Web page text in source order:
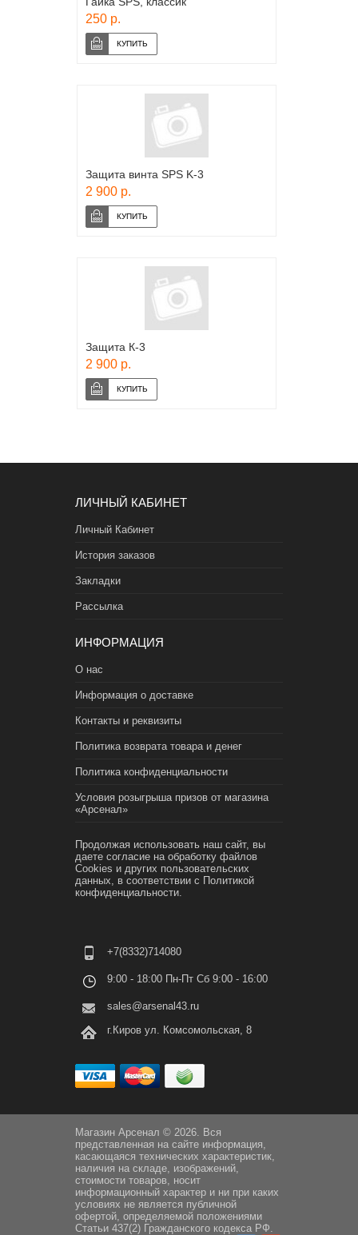
250 р.
Защита винта SPS K-3
2 900 р.
Защита К-3
2 900 р.
ЛИЧНЫЙ КАБИНЕТ
Личный Кабинет
История заказов
Закладки
Рассылка
ИНФОРМАЦИЯ
О нас
Информация о доставке
Контакты и реквизиты
Политика возврата товара и денег
Политика конфиденциальности
Условия розыгрыша призов от магазина
«Арсенал»
Продолжая использовать наш сайт, вы
даете согласие на обработку файлов
Cookies и других пользовательских
данных, в соответствии с Политикой
конфиденциальности.
+7(8332)714080
9:00 - 18:00 Пн-Пт Сб 9:00 - 16:00
sales@arsenal43.ru
г.Киров ул. Комсомольская, 8
Магазин Арсенал © 2026. Вся
представленная на сайте информация,
касающаяся технических характеристик,
наличия на складе, изображений,
стоимости товаров, носит
информационный характер и ни при каких
условиях не является публичной
офертой, определяемой положениями
Статьи 437(2) Гражданского кодекса РФ.